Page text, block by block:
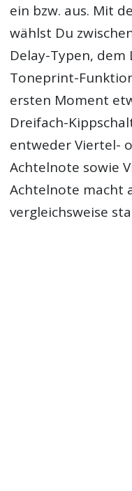
ein bzw. aus. Mit
wählst Du
Delay-Typen,
Toneprint-
ersten Moment
Dreifach-
entweder Viertel-
Achtelnote sowie
Achtelnote macht
vergleichsweise